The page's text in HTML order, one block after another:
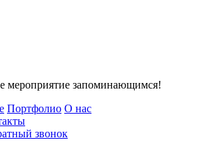
мероприятие запоминающимся!
Портфолио О нас
звонок